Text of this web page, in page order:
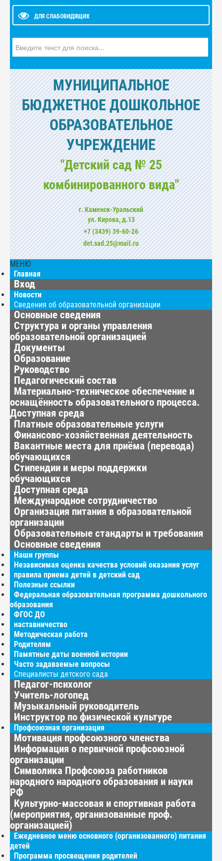
ДЛЯ СЛАБОВИДЯЩИХ
МУНИЦИПАЛЬНОЕ
БЮДЖЕТНОЕ ДОШКОЛЬНОЕ
ОБРАЗОВАТЕЛЬНОЕ
УЧРЕЖДЕНИЕ
"Детский сад № 25
комбинированного вида"
г. Каменск-Уральский
ул. Кирова, д.13
+7 (3439) 39-60-26
det.sad.25@mail.ru
МЕНЮ
Главная
Вход
Новости
Сведения об образовательной организации
Основные сведения
Структура и органы управления
образовательной организацией
Документы
Образование
Руководство
Педагогический состав
Материально-техническое обеспечение и
оснащённость образовательного процесса.
Доступная среда
Платные образовательные услуги
Финансово-хозяйственная деятельность
Вакантные места для приёма (перевода)
обучающихся
Стипендии и меры поддержки
обучающихся
Доступная среда
Международное сотрудничество
Организация питания в образовательной
организации
Образовательные стандарты и требования
Основные сведения
Наши группы
Независимая оценка качества условий оказания услуг
правила приема детей в детский сад
Полезные ссылки
Федеральная образовательная программа дошкольного
образования
ФГОС ДО
наставничество
Методическая работа
Родителям
Памятные даты военной истории
Часто задаваемые вопросы
Специалисты детского сада
Педагог-психолог
Учитель-логопед
Музыкальный руководитель
Инструктор по физической культуре
Профсоюзная организация
Мотивация профсоюзного членства
Информация о первичной профсоюзной
организации
Символика Профсоюза работников
народного народного образования и науки
РФ
Культурно-массовая и спортивная работа
(мероприятия, организованные проф.
организацией)
Ежедневное меню основного (организованного) питания
детей
Программа просвещения родителей